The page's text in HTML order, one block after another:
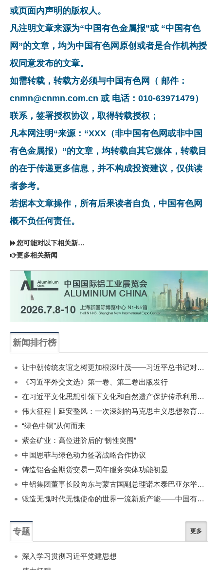
或页面内声明的版权人。
凡注明文章来源为“中国有色金属报”或 “中国有色
网”的文章，均为中国有色网原创或者是合作机构授
权同意发布的文章。
如需转载，转载方必须与中国有色网（ 邮件：
cnmn@cnmn.com.cn 或 电话：010-63971479）
联系，签署授权协议，取得转载授权；
凡本网注明“来源：“XXX（非中国有色网或非中国
有色金属报）”的文章，均转载自其它媒体，转载目
的在于传递更多信息，并不构成投资建议，仅供读
者参考。
若据本文章操作，所有后果读者自负，中国有色网
概不负任何责任。
您可能对以下相关新闻同样感兴趣
更多相关新闻
新闻排行榜
让中朝传统友谊之树更加根深叶茂——习近平总书记对朝鲜进行国事访问纪实
《习近平外交文选》第一卷、第二卷出版发行
在习近平文化思想引领下文化和自然遗产保护传承利用工作开创新局面
伟大征程丨延安整风：一次深刻的马克思主义思想教育运动
“绿色中铜”从何而来
紫金矿业：高位进阶后的“韧性突围”
中国恩菲与绿色动力签署战略合作协议
铸造铝合金期货交易一周年服务实体功能初显
中铝集团董事长段向东与蒙古国副总理诺木泰巴亚尔举行会谈
锻造无愧时代无愧使命的世界一流新质产能——中国有色金属工业的战略应对与破局之道（二）
专题 更多
深入学习贯彻习近平党建思想